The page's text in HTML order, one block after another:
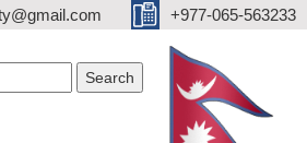
+977-065-563233